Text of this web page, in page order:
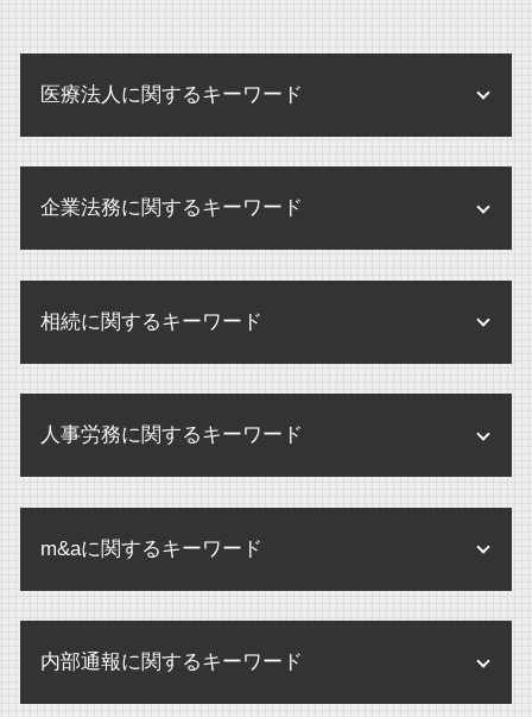
医療法人に関するキーワード
医療法人 弁護士
監査 弁護士確認状
医療法人 設立 要件
監査 病院
医療法人 m&a
医療法人 監査
医療法人 登記事項
企業法務に関するキーワード
企業間 訴訟
規程改定 改訂
個人情報 内部規定
企業法務 弁護士
企業 保全
企業 規定
相続に関するキーワード
限定承認 わかりやすく
養子縁組 相続 トラブル
相続 いつまで
相続人 連絡取れない
遺留分侵害額請求 時効
人事労務に関するキーワード
せクハラ 損害賠償
未払賃金 請求期間
m&aに関するキーワード
m&a 買収
企業合併 株 どうなる
内部通報に関するキーワード